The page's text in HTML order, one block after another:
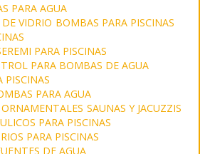
PARA AGUA
VIDRIO BOMBAS PARA PISCINAS
PARA PISCINAS
PARA BOMBAS DE AGUA
PISCINAS
PARA AGUA
SAUNAS Y JACUZZIS
PARA PISCINAS
PARA PISCINAS
DE AGUA